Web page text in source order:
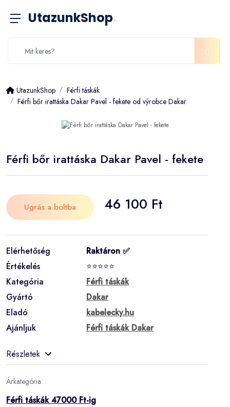
UtazunkShop.
UtazunkShop
Férfi táskák
Férfi bőr irattáska Dakar Pavel - fekete od výrobce Dakar
Férfi bőr irattáska Dakar Pavel - fekete
Ugrás a boltba 46 100 Ft
Elérhetőség
Raktáron ✅
Értékelés
⭐⭐⭐⭐⭐
Kategória
Férfi táskák
Gyártó
Dakar
Eladó
kabelecky.hu
Ajánljuk
Férfi táskák Dakar
Részletek
Árkategória:
Férfi táskák 47000 Ft-ig